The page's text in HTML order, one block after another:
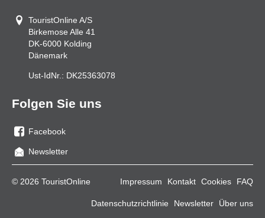
TouristOnline A/S
Birkemose Alle 41
DK-6000 Kolding
Dänemark
Ust-IdNr.: DK25363078
Folgen Sie uns
Sie
uns
Facebook
Newsletter
© 2026 TouristOnline Impressum Kontakt Cookies FAQ
Datenschutzrichtlinie Newsletter Über uns